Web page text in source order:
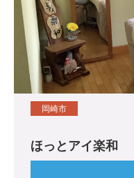
岡崎市
ほっとアイ楽和